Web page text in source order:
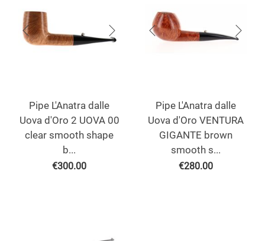
Pipe L'Anatra dalle
Uova d'Oro 2 UOVA 00
clear smooth shape
b...
€300.00
Pipe L'Anatra dalle
Uova d'Oro VENTURA
GIGANTE brown
smooth s...
€280.00